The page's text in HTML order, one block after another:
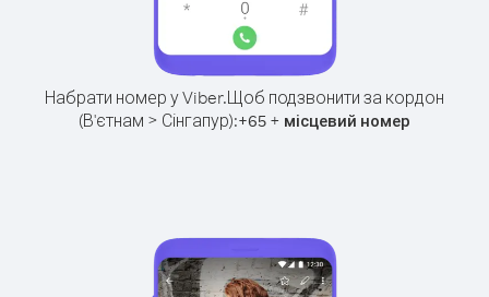
Набрати номер у Viber.Щоб подзвонити за кордон
(В'єтнам > Сінгапур):+65 + місцевий номер